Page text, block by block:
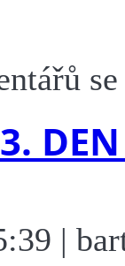
|